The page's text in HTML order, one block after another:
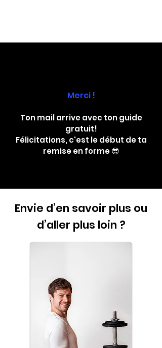
Merci !
Ton mail arrive avec ton guide
gratuit!
Félicitations, c'est le début de ta
remise en forme 😎
Envie d’en savoir plus ou
d’aller plus loin ?